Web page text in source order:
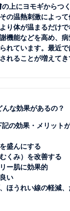
上にヨモギからつ
の温熱刺激によっ
り体が温まるだけ
機能などを高め、
れています。最近
れることが増えてき
な効果があるの？
の効果・メリット
盛んにする
くみ）を改善する
ー肌に効果的
い
ほうれい線の軽減